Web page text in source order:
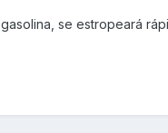
se estropeará